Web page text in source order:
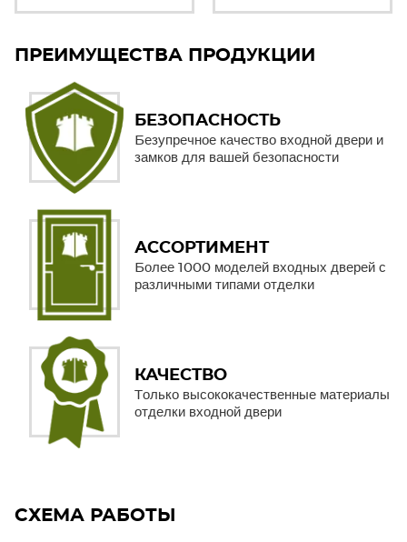
ПРЕИМУЩЕСТВА ПРОДУКЦИИ
БЕЗОПАСНОСТЬ
Безупречное качество входной двери и
замков для вашей безопасности
АССОРТИМЕНТ
Более 1000 моделей входных дверей с
различными типами отделки
КАЧЕСТВО
Только высококачественные материалы
отделки входной двери
СХЕМА РАБОТЫ